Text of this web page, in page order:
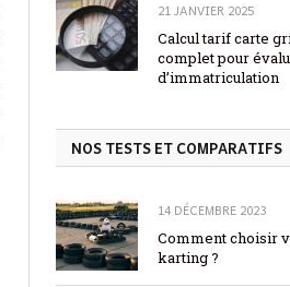
21 JANVIER 2025
Calcul tarif carte
complet pour
d’immatriculation
NOS TESTS ET COMPARATIFS
14 DÉCEMBRE 2023
Comment choisir
karting ?